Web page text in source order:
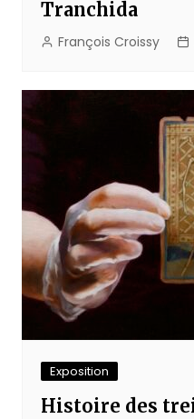
Tranchida
François Croissy
Exposition
Histoire des